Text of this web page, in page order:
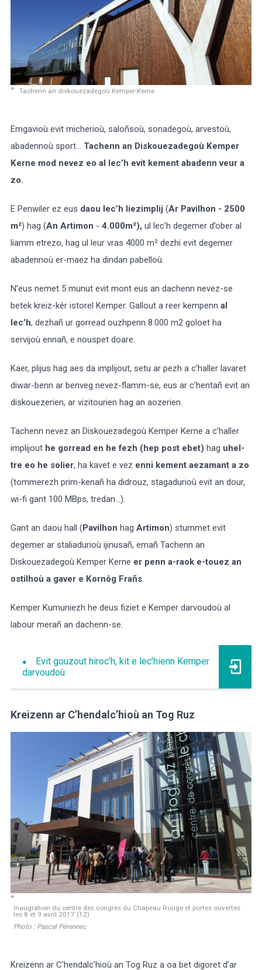
Tachenn an diskouezadegoù Kemper-Kerne
Emgavioù evit micherioù, saloñsoù, sonadegoù, arvestoù,
abadennoù sport… Tachenn an Diskouezadegoù Kemper
Kerne mod nevez eo al lec’h evit kement abadenn veur a
zo.
E Penwiler ez eus daou lec’h liezimplij (Ar Pavilhon - 2500
m²) hag (An Artimon - 4.000m²), ul lec’h degemer d’ober al
liamm etrezo, hag ul leur vras 4000 m² dezhi evit degemer
abadennoù er-maez ha dindan pabelloù.
N’eus nemet 5 munut evit mont eus an dachenn nevez-se
betek kreiz-kêr istorel Kemper. Gallout a reer kempenn al
lec’h, dezhañ ur gorread ouzhpenn 8.000 m2 goloet ha
servijoù ennañ, e nouspet doare.
Kaer, plijus hag aes da implijout, setu ar pezh a c’haller lavaret
diwar-benn ar benveg nevez-flamm-se, eus ar c’hentañ evit an
diskouezerien, ar vizitourien hag an aozerien.
Tachenn nevez an Diskouezadegoù Kemper Kerne a c’haller
implijout he gorread en he fezh (hep post ebet) hag uhel-
tre eo he solier, ha kavet e vez enni kement aezamant a zo
(tommerezh prim-kenañ ha didrouz, stagadurioù evit an dour,
wi-fi gant 100 MBps, tredan...).
Gant an daou hall (Pavilhon hag Artimon) stummet evit
degemer ar staliadurioù ijinusañ, emañ Tachenn an
Diskouezadegoù Kemper Kerne er penn a-raok e-touez an
ostilhoù a gaver e Kornôg Frañs.
Kemper Kumuniezh he deus fiziet e Kemper darvoudoù al
labour merañ an dachenn-se.
Evit gouzout hiroc’h, kit e lec’hienn Kemper
darvoudoù
Kreizenn ar C’hendalc’hioù an Tog Ruz
Inaugration du centre des congrès du Chapeau Rouge et portes ouvertes
les 8 et 9 avril 2017 (12)
Photo : Pascal Pérennec
Kreizenn ar C’hendalc’hioù an Tog Ruz a oa bet digoret d’ar